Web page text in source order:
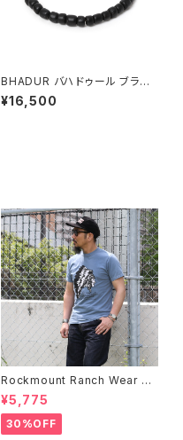
BHADUR バハドゥール ブラッ
ク アンティークガラスビーズブ
レスレット #b124 日本製
¥16,500
Rockmount Ranch Wear ロ
ックマウント ランチウェア Chie
f Western T-Shirt 半袖Tシャ
ツ 全2色
¥5,775
30%OFF